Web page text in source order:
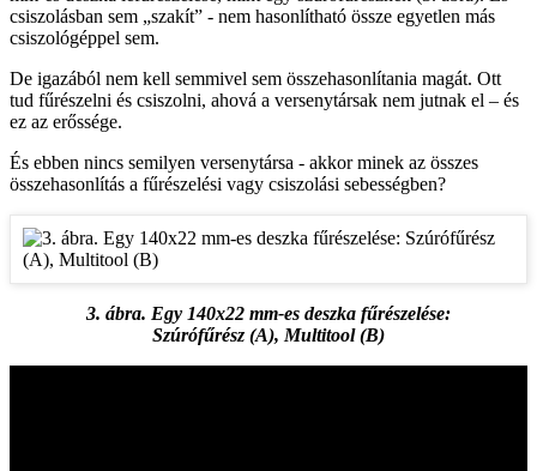
csiszolásban sem „szakít” - nem hasonlítható össze egyetlen más
csiszológéppel sem.
De igazából nem kell semmivel sem összehasonlítania magát. Ott
tud fűrészelni és csiszolni, ahová a versenytársak nem jutnak el – és
ez az erőssége.
És ebben nincs semilyen versenytársa - akkor minek az összes
összehasonlítás a fűrészelési vagy csiszolási sebességben?
3. ábra. Egy 140x22 mm-es deszka fűrészelése:
Szúrófűrész (A), Multitool (B)